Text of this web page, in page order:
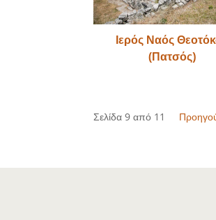
Ιερός Ναός
(Πατσός)
Σελίδα 9 από 11